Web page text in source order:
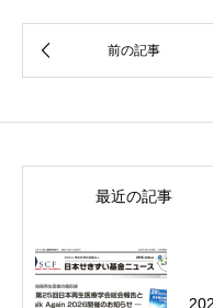
最近の記事